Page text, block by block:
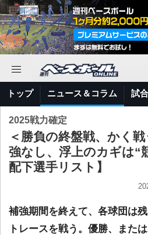
トップ ニュース＆コラム 試
2025戦力確定
＜勝負の終盤戦、かく
強なし、浮上のカギは“
配下選手リスト】
補強期間を終えて、各球団は
トレースを戦う。優勝、また